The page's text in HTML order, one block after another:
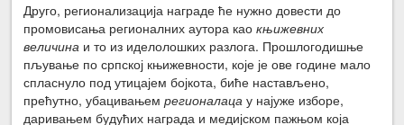
Друго, регионализација награде ће нужно довести до
промовисања регионалних аутора каокњижевних
величина и то из иделолошких разлога. Прошлогодишње
пљување по српској књижевности, које је ове године мало
спласнуло под утицајем бојкота, биће настављено,
прећутно, убацивањемрегионалаца у најуже изборе,
даривањем будућих награда и медијском пажњом која